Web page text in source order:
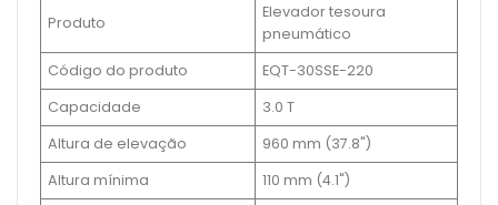
Produto
Elevador tesoura
pneumático
Código do produto
EQT-30SSE-220
Capacidade
3.0 T
Altura de elevação
960 mm (37.8")
Altura mínima
110 mm (4.1")